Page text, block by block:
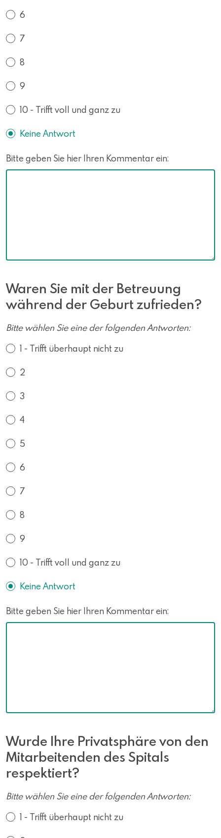
6
7
8
9
10 - Trifft voll und ganz zu
Keine Antwort
Bitte geben Sie hier Ihren Kommentar ein:
Waren Sie mit der Betreuung
während der Geburt zufrieden?
Bitte wählen Sie eine der folgenden Antworten:
1 - Trifft überhaupt nicht zu
2
3
4
5
6
7
8
9
10 - Trifft voll und ganz zu
Keine Antwort
Bitte geben Sie hier Ihren Kommentar ein:
Wurde Ihre Privatsphäre von den
Mitarbeitenden des Spitals
respektiert?
Bitte wählen Sie eine der folgenden Antworten:
1 - Trifft überhaupt nicht zu